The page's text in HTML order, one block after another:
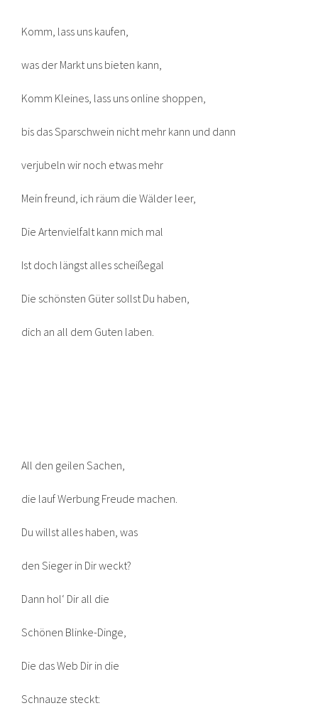
Komm, lass uns kaufen,
was der Markt uns bieten kann,
Komm Kleines, lass uns online shoppen,
bis das Sparschwein nicht mehr kann und dann
verjubeln wir noch etwas mehr
Mein freund, ich räum die Wälder leer,
Die Artenvielfalt kann mich mal
Ist doch längst alles scheißegal
Die schönsten Güter sollst Du haben,
dich an all dem Guten laben.
All den geilen Sachen,
die lauf Werbung Freude machen.
Du willst alles haben, was
den Sieger in Dir weckt?
Dann hol‘ Dir all die
Schönen Blinke-Dinge,
Die das Web Dir in die
Schnauze steckt: